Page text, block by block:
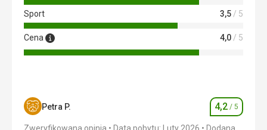
Sport 3,5 / 5
Cena 4,0 / 5
Petra P. Ocena
4,2 / 5